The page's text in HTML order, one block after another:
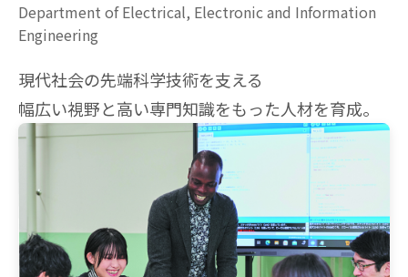
Department of Electrical, Electronic and Information
Engineering
現代社会の先端科学技術を支える
幅広い視野と高い専門知識をもった人材を育成。